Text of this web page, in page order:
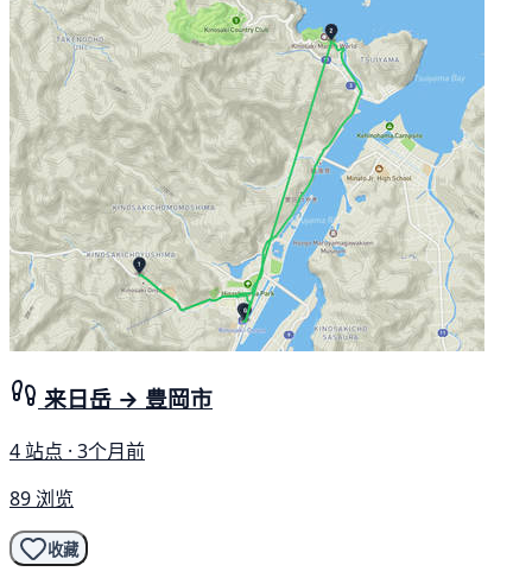
来日岳 → 豊岡市
4 站点 · 3个月前
89 浏览
收藏